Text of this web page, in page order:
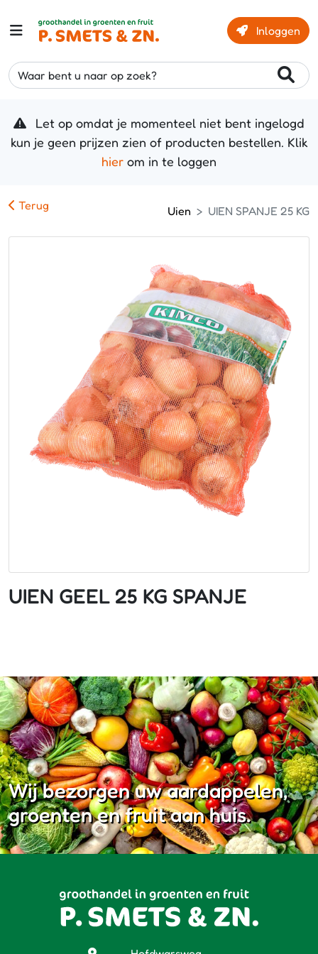
Inloggen
Waar bent u naar op zoek?
Let op omdat je momenteel niet bent ingelogd
kun je geen prijzen zien of producten bestellen. Klik
hier om in te loggen
Terug Uien UIEN SPANJE 25 KG
UIEN GEEL 25 KG SPANJE
Wij bezorgen uw aardappelen,
groenten en fruit aan huis.